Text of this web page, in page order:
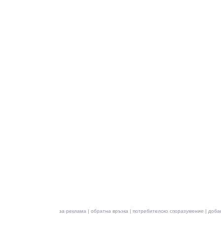
за реклама | обратна връзка | потребителско споразумение |